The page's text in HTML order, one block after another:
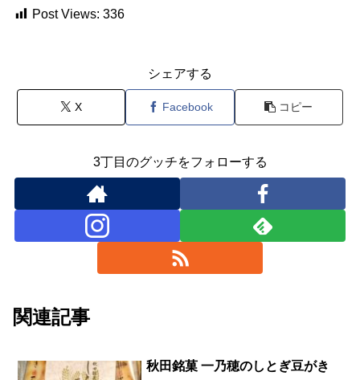
Post Views: 336
シェアする
X Facebook コピー
3丁目のグッチをフォローする
関連記事
秋田銘菓 一乃穂のしとぎ豆がき